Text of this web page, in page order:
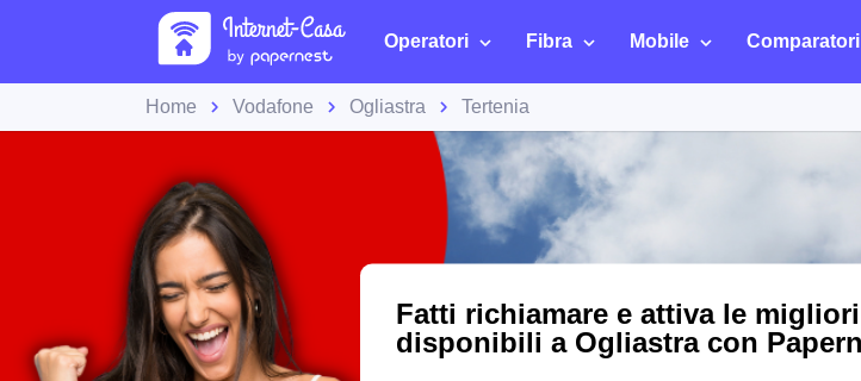
Operatori Fibra Mobile Comparatori
Home Vodafone Ogliastra Tertenia